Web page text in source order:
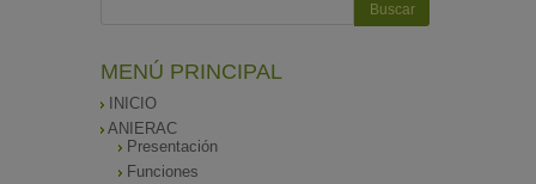
MENÚ PRINCIPAL
INICIO
ANIERAC
Presentación
Funciones